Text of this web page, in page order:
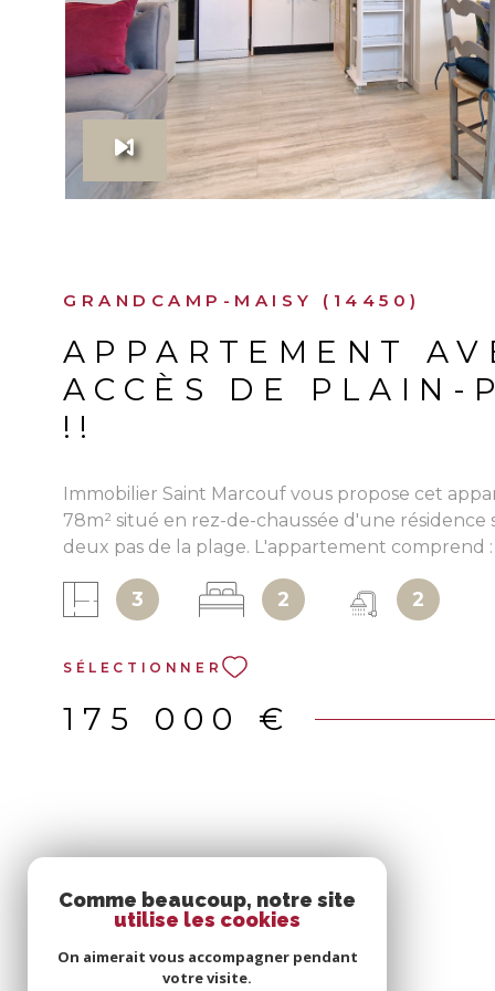
GRANDCAMP-MAISY (14450)
APPARTEMENT
ACCÈS DE PLAIN-
!!
Immobilier Saint Marcouf vous propose cet
78m² situé en rez-de-chaussée d'une résidence
deux pas de la plage. L'appartement comprend
un salon/séjour de 36m², une cuisine aménagée
2 chambres lumineuses, 1 salle d'eau avec WC,
salle d'eau avec un branchement machine à
indépendant. 2 caves viennent compléter ce bien.
3 2 2
SÉLECTIONNER
175 000 €
Comme beaucoup, notre site
utilise les cookies
On aimerait vous accompagner pendant
votre visite.